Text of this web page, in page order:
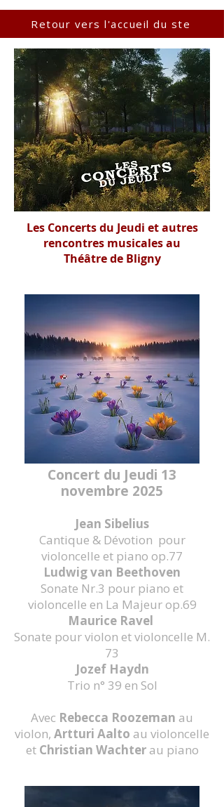
Retour vers l'accueil du ste
Les Concerts du Jeudi et autres
rencontres musicales au
Théâtre de Bligny
Concert du Jeudi 13
novembre 2025
Jean Sibelius
Cantique & Dévotion pour
violoncelle et piano op.77
Ludwig van Beethoven
Sonate Nr.3 pour piano et
violoncelle en La Majeur op.69
Maurice Ravel
Sonate pour violon et violoncelle M.
73
Jozef Haydn
Trio n° 39 en Sol
Avec Rebecca Roozeman au
violon, Artturi Aalto au violoncelle
et Christian Wachterau piano